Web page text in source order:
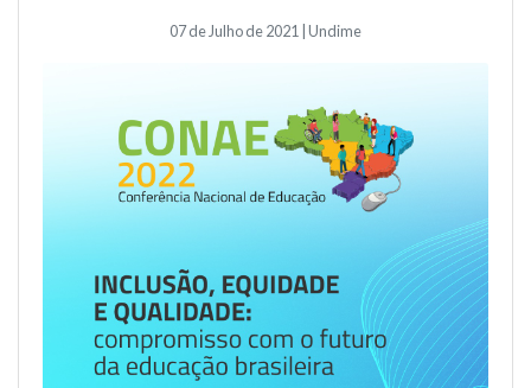
07 de Julho de 2021 | Undime